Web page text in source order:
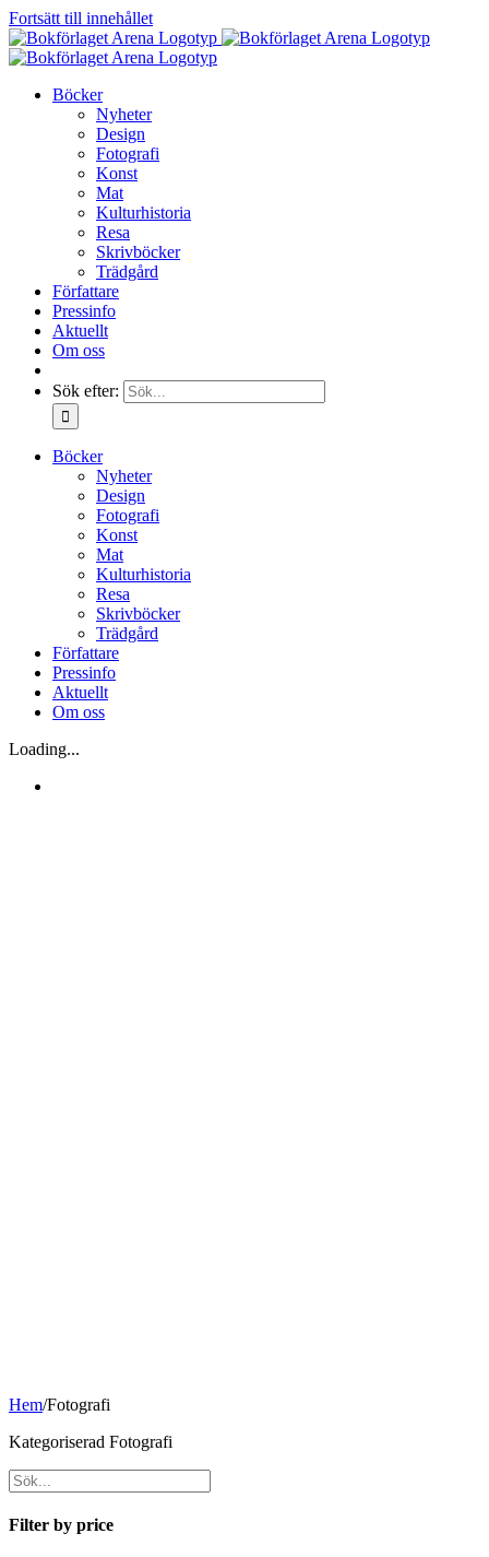
Fortsätt till innehållet
Böcker
Nyheter
Design
Fotografi
Konst
Mat
Kulturhistoria
Resa
Skrivböcker
Trädgård
Författare
Pressinfo
Aktuellt
Om oss
Sök efter:
Böcker
Nyheter
Design
Fotografi
Konst
Mat
Kulturhistoria
Resa
Skrivböcker
Trädgård
Författare
Pressinfo
Aktuellt
Om oss
Loading...
Hem/Fotografi
Kategoriserad Fotografi
Filter by price